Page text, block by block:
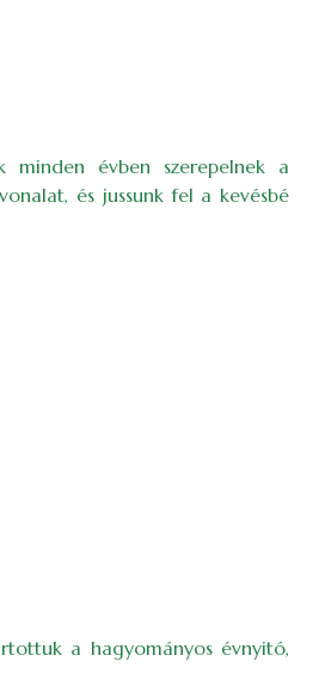
minden évben szerepelnek a
és jussunk fel a kevésbé
a hagyományos évnyitó,